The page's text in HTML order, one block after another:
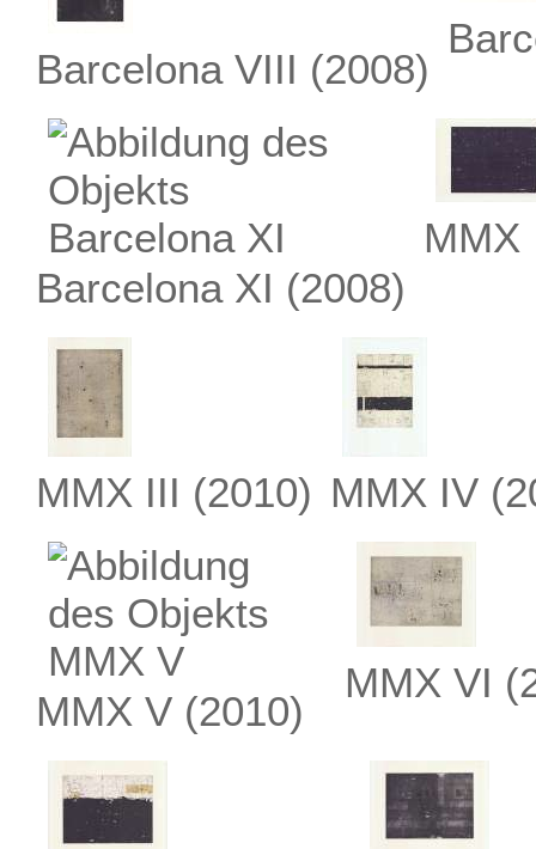
Barcelona VIII (2008)
Barcelona XI (2008)
MMX
MMX III (2010) MMX IV
MMX V (2010)
MMX VI